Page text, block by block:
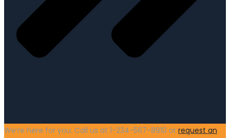
We’re here for you. Call us at 1-234-567-8910 or request an